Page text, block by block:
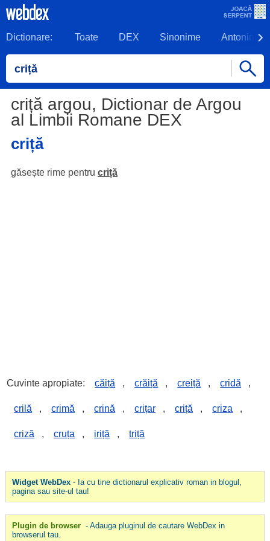
Dictionare: Toate DEX Sinonime Antonime
criță argou, Dictionar de Argou
al Limbii Romane DEX
criță
găsește rime pentru criță
Cuvinte apropiate: căiță , crăiță , creiță , cridă ,
crilă , crimă , crină , crițar , criță , criza ,
criză , cruța , iriță , triță
Widget WebDex- Ia cu tine dictionarul explicativ roman in blogul,
pagina sau site-ul tau!
Plugin de browser - Adauga pluginul de cautare WebDex in
browserul tau.